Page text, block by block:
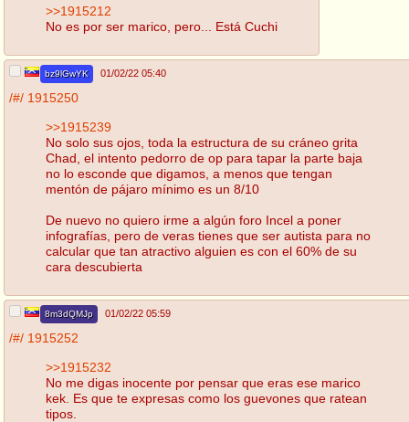
>>1915212
No es por ser marico, pero... Está Cuchi
bz9lGwYK 01/02/22 05:40
/#/ 1915250
>>1915239
No solo sus ojos, toda la estructura de su cráneo grita
Chad, el intento pedorro de op para tapar la parte baja
no lo esconde que digamos, a menos que tengan
mentón de pájaro mínimo es un 8/10
De nuevo no quiero irme a algún foro Incel a poner
infografías, pero de veras tienes que ser autista para no
calcular que tan atractivo alguien es con el 60% de su
cara descubierta
8m3dQMJp 01/02/22 05:59
/#/ 1915252
>>1915232
No me digas inocente por pensar que eras ese marico
kek. Es que te expresas como los guevones que ratean
tipos.